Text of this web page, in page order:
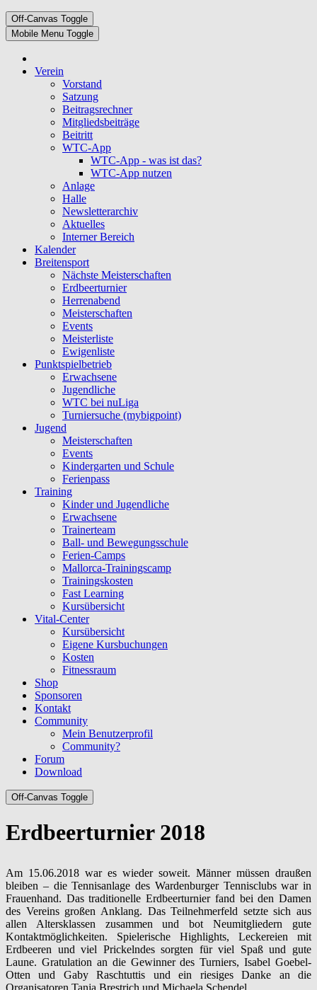
Off-Canvas Toggle
Mobile Menu Toggle
Verein
Vorstand
Satzung
Beitragsrechner
Mitgliedsbeiträge
Beitritt
WTC-App
WTC-App - was ist das?
WTC-App nutzen
Anlage
Halle
Newsletterarchiv
Aktuelles
Interner Bereich
Kalender
Breitensport
Nächste Meisterschaften
Erdbeerturnier
Herrenabend
Meisterschaften
Events
Meisterliste
Ewigenliste
Punktspielbetrieb
Erwachsene
Jugendliche
WTC bei nuLiga
Turniersuche (mybigpoint)
Jugend
Meisterschaften
Events
Kindergarten und Schule
Ferienpass
Training
Kinder und Jugendliche
Erwachsene
Trainerteam
Ball- und Bewegungsschule
Ferien-Camps
Mallorca-Trainingscamp
Trainingskosten
Fast Learning
Kursübersicht
Vital-Center
Kursübersicht
Eigene Kursbuchungen
Kosten
Fitnessraum
Shop
Sponsoren
Kontakt
Community
Mein Benutzerprofil
Community?
Forum
Download
Off-Canvas Toggle
Erdbeerturnier 2018
Am 15.06.2018 war es wieder soweit. Männer müssen draußen
bleiben – die Tennisanlage des Wardenburger Tennisclubs war in
Frauenhand. Das traditionelle Erdbeerturnier fand bei den Damen
des Vereins großen Anklang. Das Teilnehmerfeld setzte sich aus
allen Altersklassen zusammen und bot Neumitgliedern gute
Kontaktmöglichkeiten. Spielerische Highlights, Leckereien mit
Erdbeeren und viel Prickelndes sorgten für viel Spaß und gute
Laune. Gratulation an die Gewinner des Turniers, Isabel Goebel-
Otten und Gaby Raschtuttis und ein riesiges Danke an die